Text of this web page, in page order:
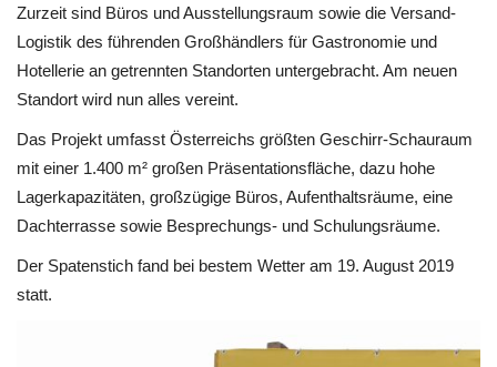
Zurzeit sind Büros und Ausstellungsraum sowie die Versand-
Logistik des führenden Großhändlers für Gastronomie und
Hotellerie an getrennten Standorten untergebracht. Am neuen
Standort wird nun alles vereint.
Das Projekt umfasst Österreichs größten Geschirr-Schauraum
mit einer 1.400 m² großen Präsentationsfläche, dazu hohe
Lagerkapazitäten, großzügige Büros, Aufenthaltsräume, eine
Dachterrasse sowie Besprechungs- und Schulungsräume.
Der Spatenstich fand bei bestem Wetter am 19. August 2019
statt.